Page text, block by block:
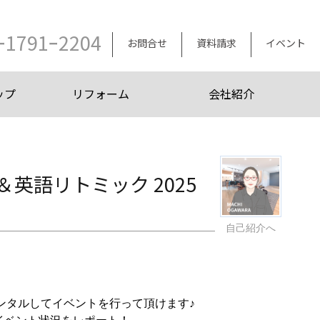
1791ｰ2204 お問合せ 資料請求 イベント
プ リフォーム 会社紹介
自己紹介へ
英語リトミック 2025
ルしてイベントを行って頂けます♪